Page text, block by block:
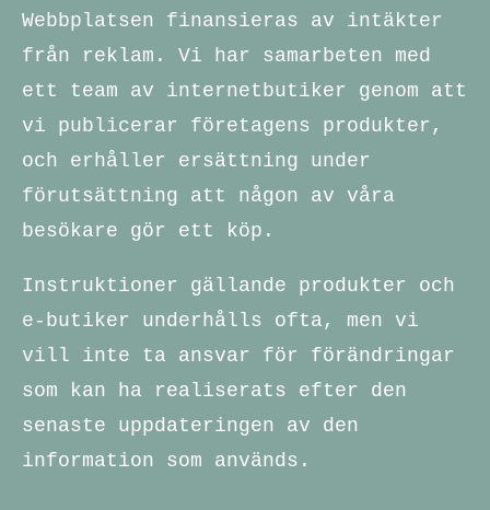
Webbplatsen finansieras av intäkter
från reklam. Vi har samarbeten med
ett team av internetbutiker genom att
vi publicerar företagens produkter,
och erhåller ersättning under
förutsättning att någon av våra
besökare gör ett köp.
Instruktioner gällande produkter och
e-butiker underhålls ofta, men vi
vill inte ta ansvar för förändringar
som kan ha realiserats efter den
senaste uppdateringen av den
information som används.